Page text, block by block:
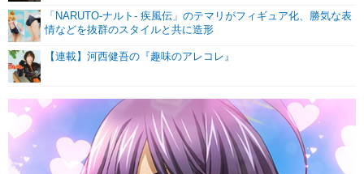
「NARUTO‐ナルト‐ 疾風伝」のテマリがフィギュア化、勝気な表
情などを抜群のスタイルと共に造形
【連載】河西健吾の『趣味のアレコレ』